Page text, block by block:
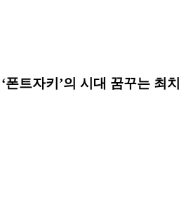
트자키’의 시대 꿈꾸는 최